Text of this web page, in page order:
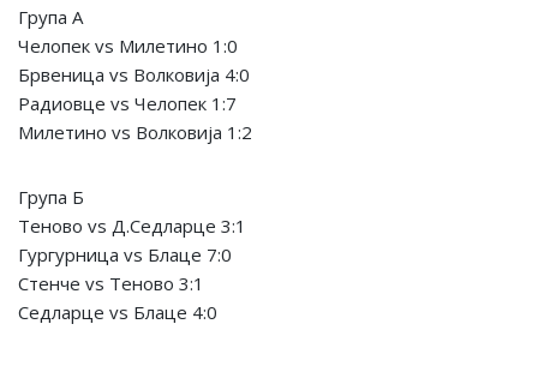
Група А
Челопек vs Милетино 1:0
Брвеница vs Волковија 4:0
Радиовце vs Челопек 1:7
Милетино vs Волковија 1:2
Група Б
Теново vs Д.Седларце 3:1
Гургурница vs Блаце 7:0
Стенче vs Теново 3:1
Седларце vs Блаце 4:0